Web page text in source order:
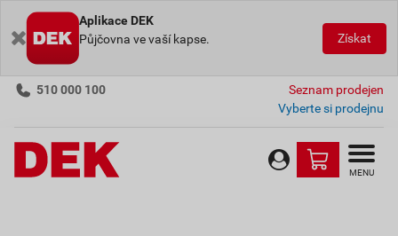
Aplikace DEK
Půjčovna ve vaší kapse.
Získat
510 000 100
Seznam prodejen
Vyberte si prodejnu
MENU